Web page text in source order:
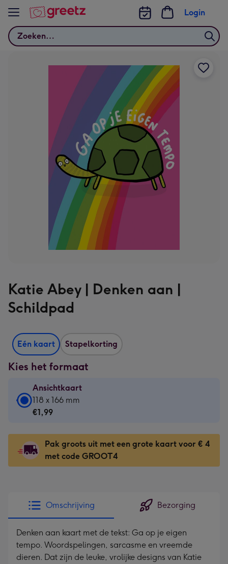
Bekijk meer
Zoeken
Login
Katie Abey | Denken aan |
Schildpad
Eén kaart Stapelkorting
Kies het formaat
Ansichtkaart
Ansichtkaart
-
-
118
x
Dimensions:
118
x
166
mm
118 x 166 mm
€1,99
Pak groots uit met een grote kaart voor € 4
met code GROOT4
Omschrijving Bezorging
Denken aan kaart met de tekst: Ga op je eigen
tempo. Woordspelingen, sarcasme en vreemde
dieren. Dat zijn de leuke, vrolijke designs van Katie